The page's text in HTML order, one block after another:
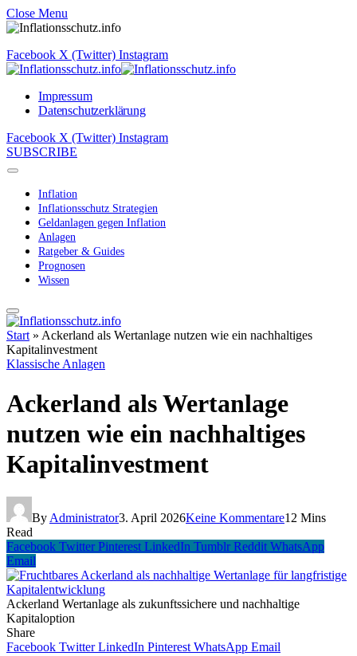
Close Menu
Facebook X (Twitter) Instagram
Impressum
Datenschutzerklärung
Facebook X (Twitter) Instagram
SUBSCRIBE
Inflation
Inflationsschutz Strategien
Geldanlagen gegen Inflation
Anlagen
Ratgeber & Guides
Prognosen
Wissen
Start » Ackerland als Wertanlage nutzen wie ein nachhaltiges
Kapitalinvestment
Klassische Anlagen
Ackerland als Wertanlage
nutzen wie ein nachhaltiges
Kapitalinvestment
By Administrator3. April 2026Keine Kommentare12 Mins
Read
Facebook Twitter Pinterest LinkedIn Tumblr Reddit WhatsApp
Email
Ackerland Wertanlage als zukunftssichere und nachhaltige
Kapitaloption
Share
Facebook Twitter LinkedIn Pinterest WhatsApp Email